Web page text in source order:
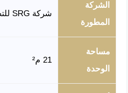
الشركة
المطورة
شركة SRG للتطوير العقاري
مساحة
الوحدة
21 م²